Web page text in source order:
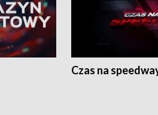
Czas na